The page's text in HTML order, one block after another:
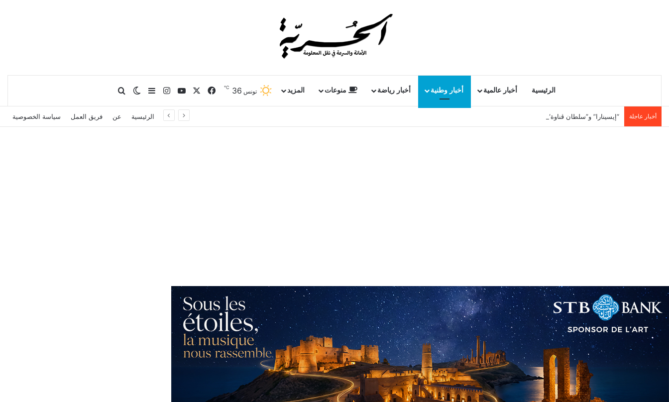
الرئيسية أخبار عالمية أخبار وطنية أخبار رياضة منوعات المزيد تونس 36
℃ فيسبوك يوتيوبانستقرامإضافة عمود جانبي
الوضع المظلم
بحث عن
أخبار عاجلة “إيسينارا” و”سلطان ڤناوة” يأخذان جمهور بوقرنين في رحلة إلى عمق الموسيقى الجزائرية الرئيسية عن فريق العمل سياسة الخصوصية